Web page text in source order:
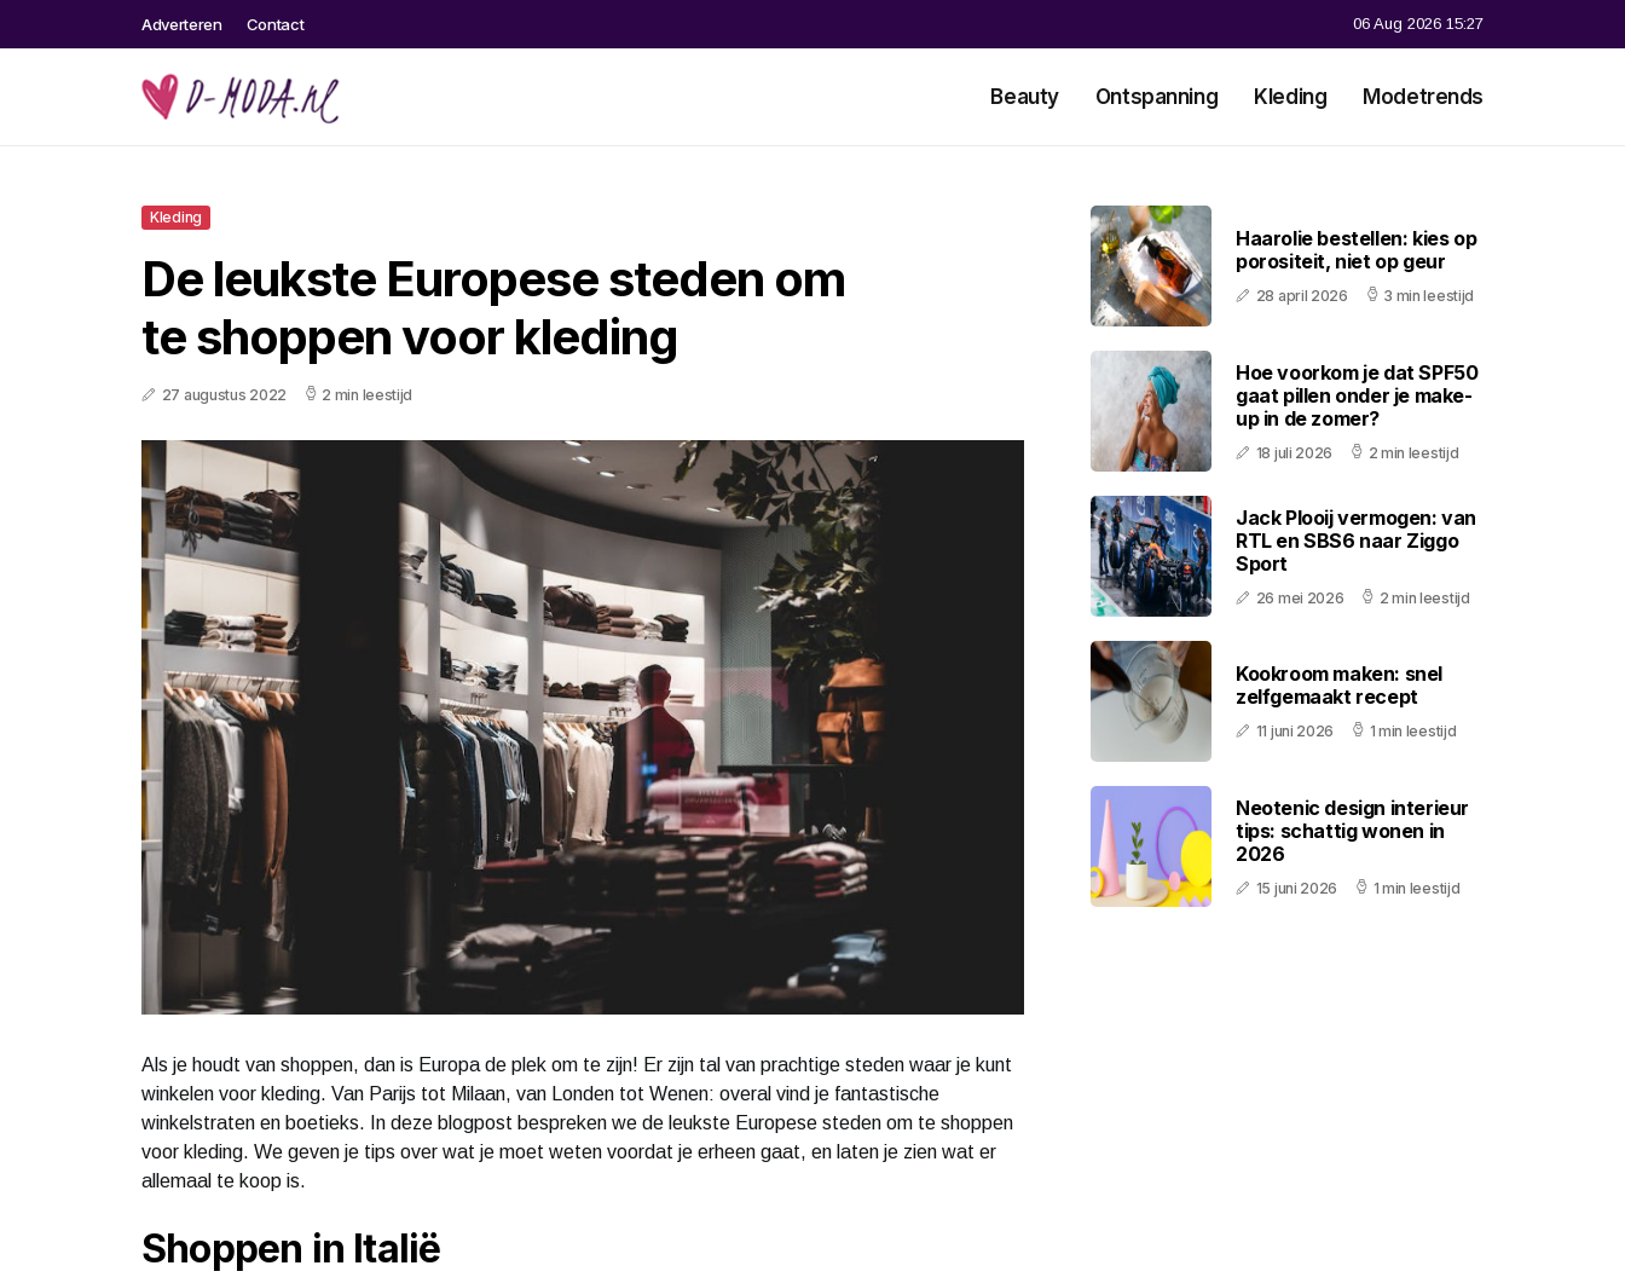
Adverteren Contact 06 Aug 2026 15:27
Beauty Ontspanning Kleding Modetrends
Kleding
De leukste Europese steden om
te shoppen voor kleding
27 augustus 2022 2 min leestijd
Als je houdt van shoppen, dan is Europa de plek om te zijn! Er zijn tal van prachtige steden waar je kunt
winkelen voor kleding. Van Parijs tot Milaan, van Londen tot Wenen: overal vind je fantastische
winkelstraten en boetieks. In deze blogpost bespreken we de leukste Europese steden om te shoppen
voor kleding. We geven je tips over wat je moet weten voordat je erheen gaat, en laten je zien wat er
allemaal te koop is.
Shoppen in Italië
Haarolie bestellen: kies op
porositeit, niet op geur
28 april 2026 3 min leestijd
Hoe voorkom je dat SPF50
gaat pillen onder je make-
up in de zomer?
18 juli 2026 2 min leestijd
Jack Plooij vermogen: van
RTL en SBS6 naar Ziggo
Sport
26 mei 2026 2 min leestijd
Kookroom maken: snel
zelfgemaakt recept
11 juni 2026 1 min leestijd
Neotenic design interieur
tips: schattig wonen in
2026
15 juni 2026 1 min leestijd